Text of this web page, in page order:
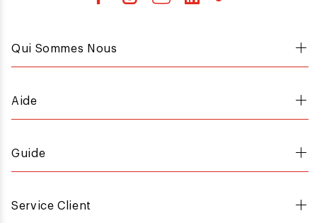
Qui Sommes Nous
Aide
Guide
Service Client